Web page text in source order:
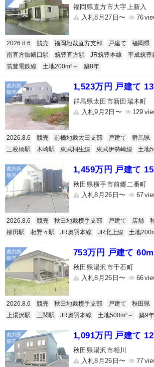
福岡県直方市大字上新入
入札8月27日〜
76
2026.8.6 競売 福岡地裁直方支部 戸建て 福岡県
南直方御殿口駅
筑豊直方駅 JR筑豊本線
平成筑豊
筑豊電鉄線
土地200m²～ 築8年
1,523万円 戸建て
群馬県太田市新田瑞木町
入札9月2日〜
129
2026.8.6 競売 前橋地裁太田支部 戸建て 群馬県
三枚橋駅
木崎駅 東武桐生線 東武伊勢崎線 土地
1,459万円 戸建て
秋田県横手市前郷二番町
入札8月26日〜
67
2026.8.6 競売 秋田地裁横手支部 戸建て 店舗
柳田駅
相野々駅 JR奥羽本線 JR北上線 土地
753万円 戸建て
秋田県湯沢市千石町
入札8月26日〜
66
2026.8.6 競売 秋田地裁横手支部 戸建て 秋田県
上湯沢駅
三関駅 JR奥羽本線 土地500m²～ 築9年
1,091万円 戸建て
秋田県湯沢市相川
入札8月26日〜
77